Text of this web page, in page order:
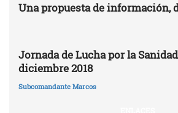
Una propuesta de información,
Jornada de Lucha por la
diciembre 2018
Subcomandante Marcos